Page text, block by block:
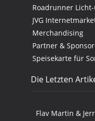
Roadrunner
JVG
Merchandising
Partner &
Speisekarte für
Die Letzten
Flav Martin &